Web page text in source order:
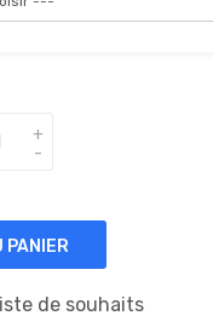
PANIER
de souhaits